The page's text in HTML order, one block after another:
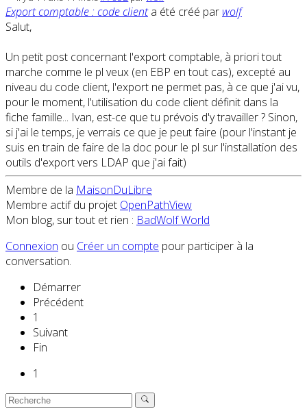
Export comptable : code clienta été créé par wolf
Salut,
Un petit post concernant l'export comptable, à priori tout
marche comme le pl veux (en EBP en tout cas), excepté au
niveau du code client, l'export ne permet pas, à ce que j'ai vu,
pour le moment, l'utilisation du code client définit dans la
fiche famille... Ivan, est-ce que tu prévois d'y travailler ? Sinon,
si j'ai le temps, je verrais ce que je peut faire (pour l'instant je
suis en train de faire de la doc pour le pl sur l'installation des
outils d'export vers LDAP que j'ai fait)
Membre de la MaisonDuLibre
Membre actif du projet OpenPathView
Mon blog, sur tout et rien : BadWolf World
Connexion ou Créer un compte pour participer à la
conversation.
Démarrer
Précédent
1
Suivant
Fin
1